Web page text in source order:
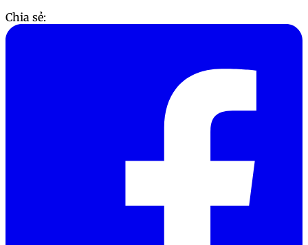
Chia sẻ: